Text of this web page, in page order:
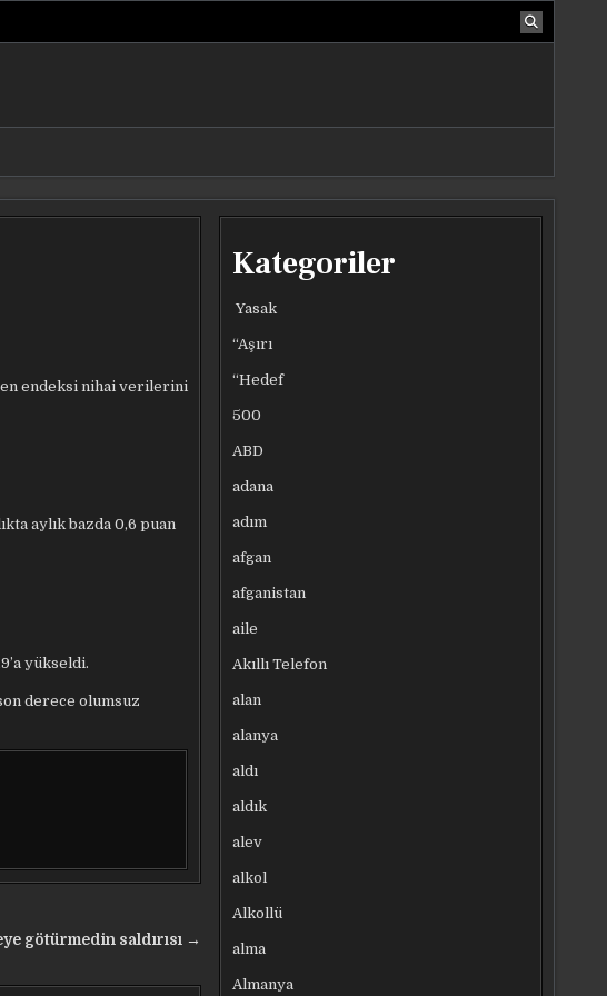
endeksi nihai verilerini
aylık bazda 0,6 puan
yükseldi.
derece olumsuz
götürmedin saldırısı →
Kategoriler
Yasak
“Aşırı
“Hedef
500
ABD
adana
adım
afgan
afganistan
aile
Akıllı Telefon
alan
alanya
aldı
aldık
alev
alkol
Alkollü
alma
Almanya